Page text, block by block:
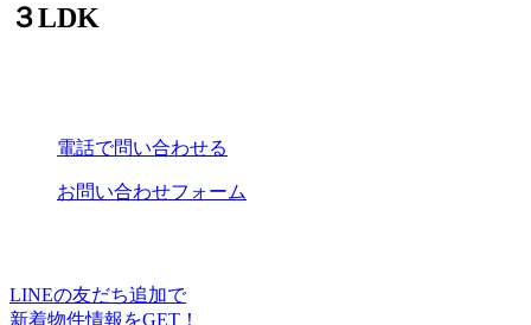
３LDK
電話で問い合わせる
お問い合わせフォーム
LINEの友だち追加で
新着物件情報をGET！